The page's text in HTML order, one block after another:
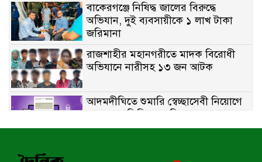
বাকেরগঞ্জে নিষিদ্ধ জালের বিরুদ্ধে
অভিযান, দুই ব্যবসায়ীকে ১ লাখ টাকা
জরিমানা
রাজশাহীর মহানগরীতে মাদক বিরোধী
অভিযানে নারীসহ ১৩ জন আটক
আদমদীঘিতে শুমারি স্বেচ্ছাসেবী নিয়োগে
যোগ্যতার ভিত্তিতে তালিকা প্রকাশ;
নির্বাচিতদের আ.লীগ ট্যাগে প্রচারণা